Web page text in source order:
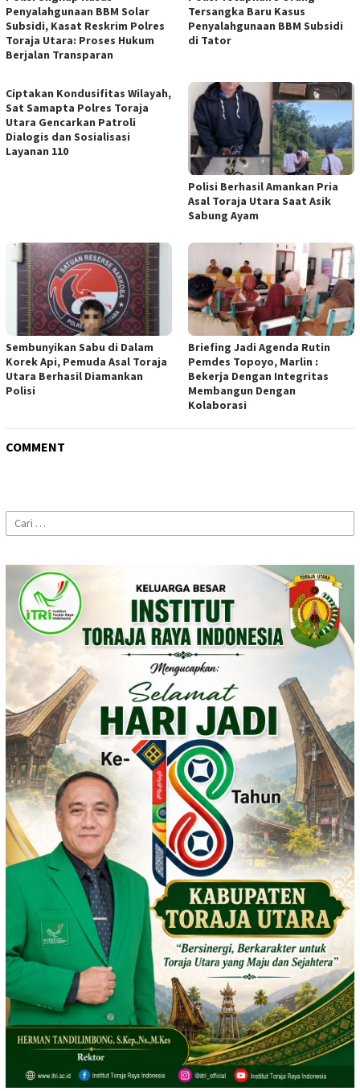
Penyalahgunaan BBM Solar
Subsidi, Kasat Reskrim Polres
Toraja Utara: Proses Hukum
Berjalan Transparan
Tersangka Baru Kasus
Penyalahgunaan BBM Subsidi
di Tator
Ciptakan Kondusifitas Wilayah,
Sat Samapta Polres Toraja
Utara Gencarkan Patroli
Dialogis dan Sosialisasi
Layanan 110
Polisi Berhasil Amankan Pria
Asal Toraja Utara Saat Asik
Sabung Ayam
Sembunyikan Sabu di Dalam
Korek Api, Pemuda Asal Toraja
Utara Berhasil Diamankan
Polisi
Briefing Jadi Agenda Rutin
Pemdes Topoyo, Marlin :
Bekerja Dengan Integritas
Membangun Dengan
Kolaborasi
COMMENT
Cari
untuk: